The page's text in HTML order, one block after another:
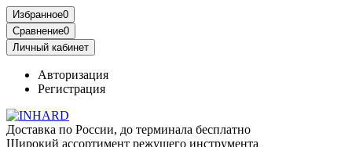
Избранное0
Сравнение0
Личный кабинет
Авторизация
Регистрация
Доставка по России, до терминала бесплатно
Широкий ассортимент режущего инструмента